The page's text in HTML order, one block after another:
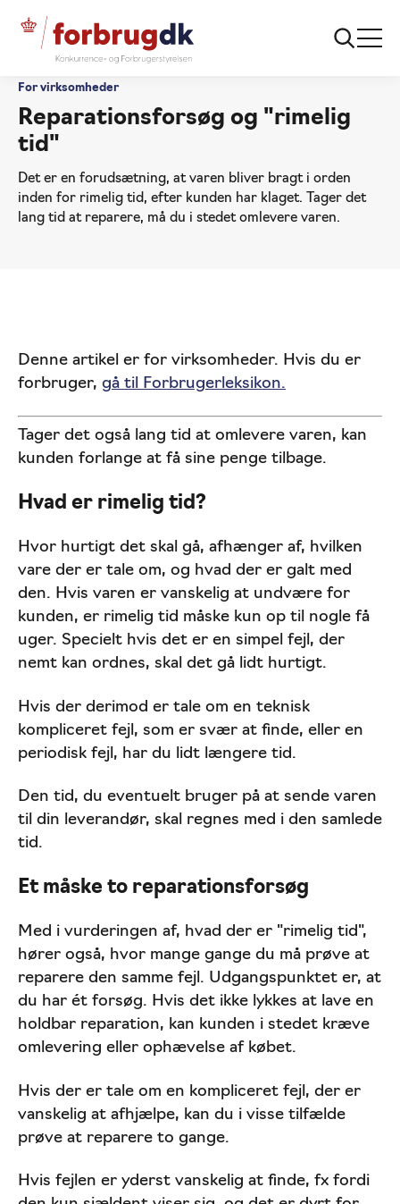
For virksomheder
Reparationsforsøg og "rimelig
tid"
Det er en forudsætning, at varen bliver bragt i orden
inden for rimelig tid, efter kunden har klaget. Tager det
lang tid at reparere, må du i stedet omlevere varen.
Denne artikel er for virksomheder. Hvis du er
forbruger, gå til Forbrugerleksikon.
Tager det også lang tid at omlevere varen, kan
kunden forlange at få sine penge tilbage.
Hvad er rimelig tid?
Hvor hurtigt det skal gå, afhænger af, hvilken
vare der er tale om, og hvad der er galt med
den. Hvis varen er vanskelig at undvære for
kunden, er rimelig tid måske kun op til nogle få
uger. Specielt hvis det er en simpel fejl, der
nemt kan ordnes, skal det gå lidt hurtigt.
Hvis der derimod er tale om en teknisk
kompliceret fejl, som er svær at finde, eller en
periodisk fejl, har du lidt længere tid.
Den tid, du eventuelt bruger på at sende varen
til din leverandør, skal regnes med i den samlede
tid.
Et måske to reparationsforsøg
Med i vurderingen af, hvad der er "rimelig tid",
hører også, hvor mange gange du må prøve at
reparere den samme fejl. Udgangspunktet er, at
du har ét forsøg. Hvis det ikke lykkes at lave en
holdbar reparation, kan kunden i stedet kræve
omlevering eller ophævelse af købet.
Hvis der er tale om en kompliceret fejl, der er
vanskelig at afhjælpe, kan du i visse tilfælde
prøve at reparere to gange.
Hvis fejlen er yderst vanskelig at finde, fx fordi